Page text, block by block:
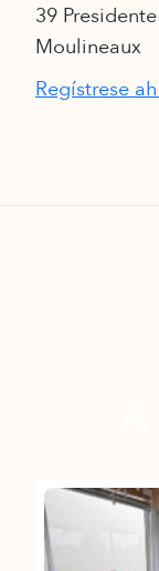
39
Moulineaux
Regístrese